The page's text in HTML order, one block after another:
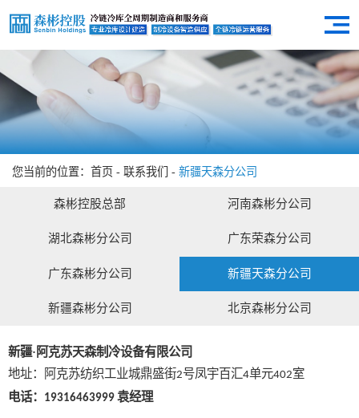
首页
冷库案例
冷链服务
解决方案
您当前的位置：首页-联系我们 -新疆天森分公司
森彬控股总部 河南森彬分公司
湖北森彬分公司 广东荣森分公司
广东森彬分公司 新疆天森分公司
新疆森彬分公司 北京森彬分公司
新疆·阿克苏天森制冷设备有限公司
地址：阿克苏纺织工业城鼎盛街2号凤宇百汇4单元402室
电话： 19316463999袁经理